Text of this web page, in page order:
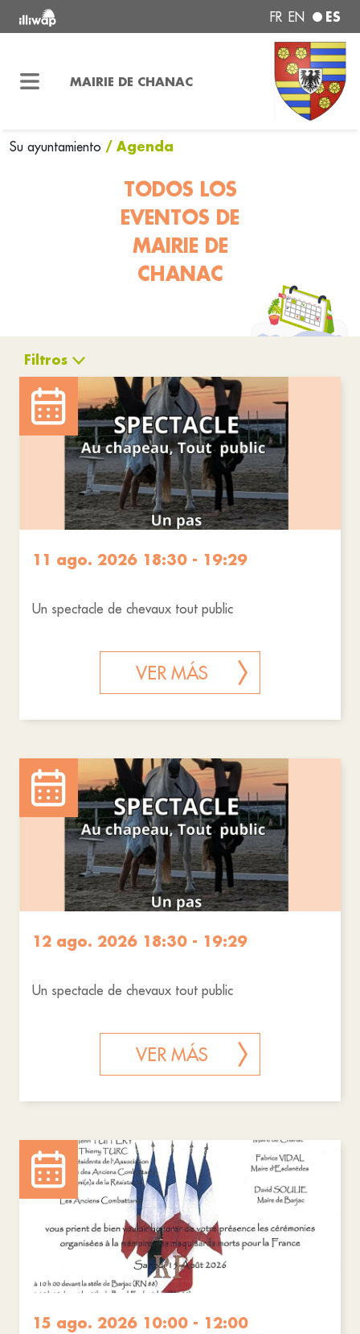
FR EN ES
MAIRIE DE CHANAC
Su ayuntamiento / Agenda
TODOS LOS
EVENTOS DE
MAIRIE DE
CHANAC
Filtros
Actividades Ceremonias
Restablecer filtros
11 ago. 2026 18:30 - 19:29
Un spectacle de chevaux tout public
VER MÁS
12 ago. 2026 18:30 - 19:29
Un spectacle de chevaux tout public
VER MÁS
15 ago. 2026 10:00 - 12:00